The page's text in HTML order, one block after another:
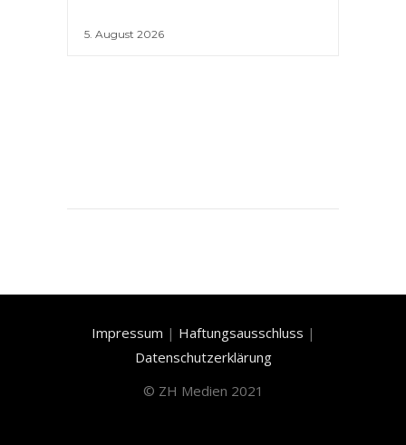
5. August 2026
Impressum | Haftungsausschluss |
Datenschutzerklärung
© ZH Medien 2021